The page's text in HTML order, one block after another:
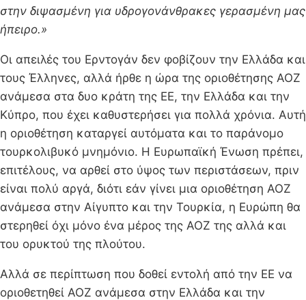
στην διψασμένη για υδρογονάνθρακες γερασμένη μας
ήπειρο.»
Οι απειλές του Ερντογάν δεν φοβίζουν την Ελλάδα και
τους Έλληνες, αλλά ήρθε η ώρα της οριοθέτησης ΑΟΖ
ανάμεσα στα δυο κράτη της ΕΕ, την Ελλάδα και την
Κύπρο, που έχει καθυστερήσει για πολλά χρόνια. Αυτή
η οριοθέτηση καταργεί αυτόματα και το παράνομο
τουρκολιβυκό μνημόνιο. Η Ευρωπαϊκή Ένωση πρέπει,
επιτέλους, να αρθεί στο ύψος των περιστάσεων, πριν
είναι πολύ αργά, διότι εάν γίνει μια οριοθέτηση ΑΟΖ
ανάμεσα στην Αίγυπτο και την Τουρκία, η Ευρώπη θα
στερηθεί όχι μόνο ένα μέρος της ΑΟΖ της αλλά και
του ορυκτού της πλούτου.
Αλλά σε περίπτωση που δοθεί εντολή από την ΕΕ να
οριοθετηθεί ΑΟΖ ανάμεσα στην Ελλάδα και την